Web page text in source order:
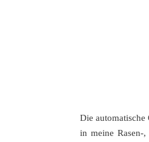
Die
in meine Rasen-